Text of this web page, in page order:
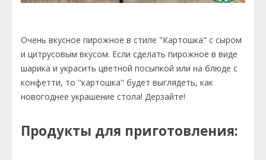
Очень вкусное пирожное в стиле "Картошка" с сыром
и цитрусовым вкусом. Если сделать пирожное в виде
шарика и украсить цветной посыпкой или на блюде с
конфетти, то "картошка" будет выглядеть, как
новогоднее украшение стола! Дерзайте!
Продукты для приготовления: